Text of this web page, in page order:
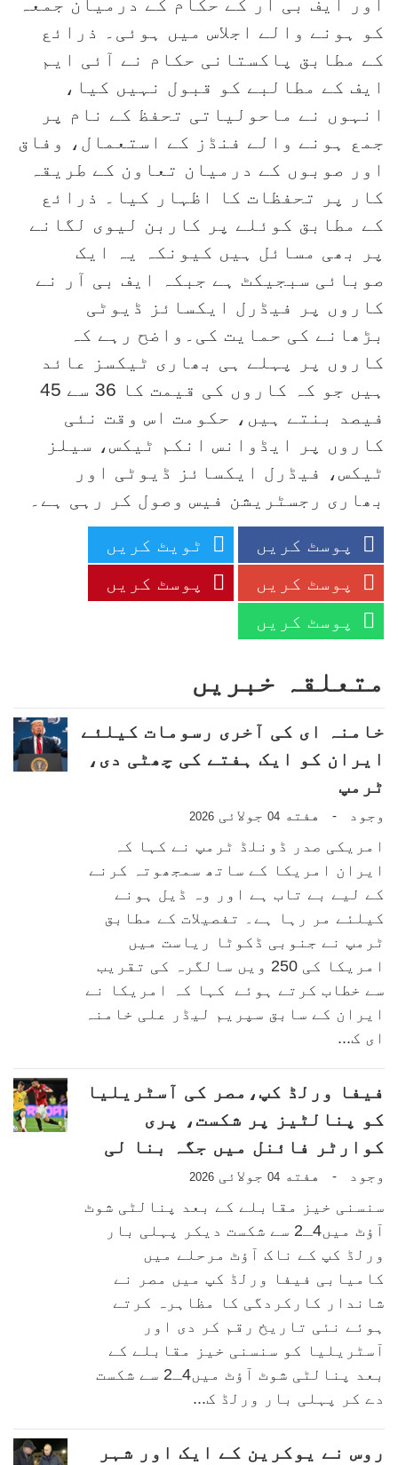
اور ایف بی آر کے حکام کے درمیان جمعہ
کو ہونے والے اجلاس میں ہوئی۔ ذرائع
کے مطابق پاکستانی حکام نے آئی ایم
ایف کے مطالبے کو قبول نہیں کیا،
انہوں نے ماحولیاتی تحفظ کے نام پر
جمع ہونے والے فنڈز کے استعمال، وفاق
اور صوبوں کے درمیان تعاون کے طریقہ
کار پر تحفظات کا اظہار کیا۔ ذرائع
کے مطابق کوئلے پر کاربن لیوی لگانے
پر بھی مسائل ہیں کیونکہ یہ ایک
صوبائی سبجیکٹ ہے جبکہ ایف بی آر نے
کاروں پر فیڈرل ایکسائز ڈیوٹی
بڑھانے کی حمایت کی۔واضح رہے کہ
کاروں پر پہلے ہی بھاری ٹیکسز عائد
ہیں جو کہ کاروں کی قیمت کا 36 سے 45
فیصد بنتے ہیں، حکومت اس وقت نئی
کاروں پر ایڈوانس انکم ٹیکس، سیلز
ٹیکس، فیڈرل ایکسائز ڈیوٹی اور
بھاری رجسٹریشن فیس وصول کر رہی ہے۔
پوسٹ کریں
ٹویٹ کریں
پوسٹ کریں
پوسٹ کریں
پوسٹ کریں
متعلقہ خبریں
خامنہ ای کی آخری رسومات کیلئے
ایران کو ایک ہفتے کی چھٹی دی،
ٹرمپ
وجود - هفته 04 جولائی 2026
امریکی صدر ڈونلڈ ٹرمپ نے کہا کہ
ایران امریکا کے ساتھ سمجھوتہ کرنے
کے لیے بے تاب ہے اور وہ ڈیل ہونے
کیلئے مر رہا ہے۔ تفصیلات کے مطابق
ٹرمپ نے جنوبی ڈکوٹا ریاست میں
امریکا کی 250 ویں سالگرہ کی تقریب
سے خطاب کرتے ہوئے کہا کہ امریکا نے
ایران کے سابق سپریم لیڈر علی خامنہ
ای ک...
فیفا ورلڈ کپ،مصر کی آسٹریلیا
کو پنالٹیز پر شکست، پری
کوارٹر فائنل میں جگہ بنا لی
وجود - هفته 04 جولائی 2026
سنسنی خیز مقابلے کے بعد پنالٹی شوٹ
آؤٹ میں4ـ2 سے شکست دیکر پہلی بار
ورلڈ کپ کے ناک آؤٹ مرحلے میں
کامیابی فیفا ورلڈ کپ میں مصر نے
شاندار کارکردگی کا مظاہرہ کرتے
ہوئے نئی تاریخ رقم کر دی اور
آسٹریلیا کو سنسنی خیز مقابلے کے
بعد پنالٹی شوٹ آؤٹ میں4ـ2 سے شکست
دے کر پہلی بار ورلڈ ک...
روس نے یوکرین کے ایک اور شہر